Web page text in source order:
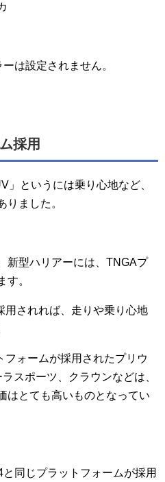
は設定されません。
採用
」というには乗り心地など、
りました。
新型ハリアーには、TNGAプ
す。
用されれば、走りや乗り心地
ォームが採用されたプリウ
スポーツ、クラウンなどは、
はとても高いものとなってい
同じプラットフォームが採用